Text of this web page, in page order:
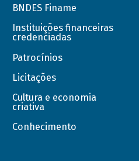
BNDES Finame
Instituições financeiras
credenciadas
Patrocínios
Licitações
Cultura e economia
criativa
Conhecimento